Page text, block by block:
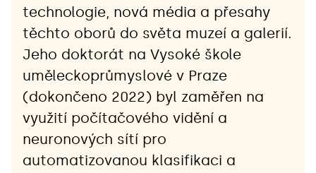
technologie, nová média a přesahy
těchto oborů do světa muzeí a galerií.
Jeho doktorát na Vysoké škole
uměleckoprůmyslové v Praze
(dokončeno 2022) byl zaměřen na
využití počítačového vidění a
neuronových sítí pro
automatizovanou klasifikaci a